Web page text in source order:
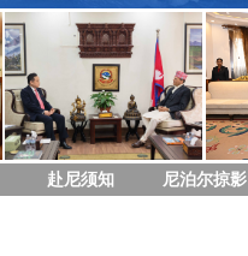
赴尼须知 尼泊尔掠影